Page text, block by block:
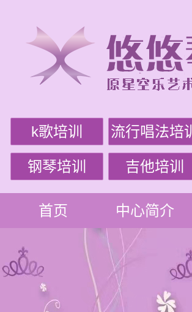
k歌培训 流行唱法培训
钢琴培训 吉他培训
首页 中心简介